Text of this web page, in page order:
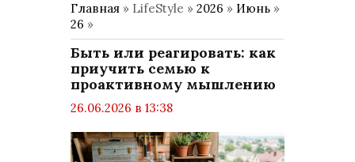
Главная » LifeStyle » 2026 » Июнь »
26 »
Быть или реагировать: как
приучить семью к
проактивному мышлению
26.06.2026 в 13:38
комментариев: 0
LifeStyle